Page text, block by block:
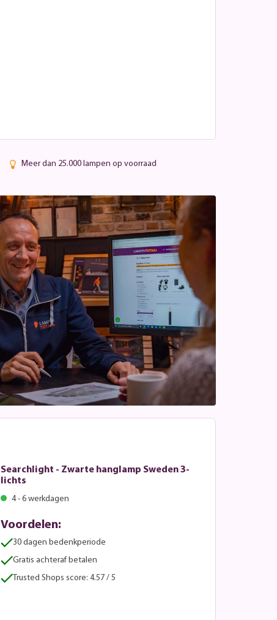
Meer dan 25.000 lampen op voorraad
Searchlight - Zwarte hanglamp Sweden 3-
lichts
4 - 6 werkdagen
Voordelen:
30 dagen bedenkperiode
Gratis achteraf betalen
Trusted Shops score: 4.57 / 5